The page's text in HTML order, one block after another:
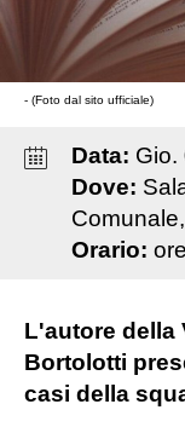
- (Foto dal sito ufficiale)
Data: Gio.
Dove:
Orario:
L'autore della
Bortolotti
casi della